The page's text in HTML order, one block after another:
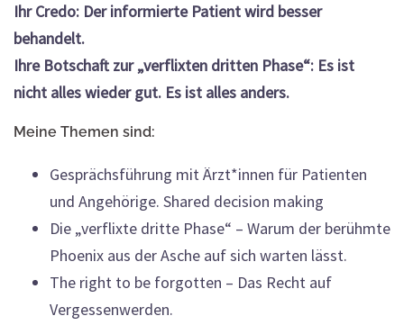
Ihr Credo: Der informierte Patient wird besser
behandelt.
Ihre Botschaft zur „verflixten dritten Phase“: Es ist
nicht alles wieder gut. Es ist alles anders.
Meine Themen sind:
Gesprächsführung mit Ärzt*innen für Patienten
und Angehörige. Shared decision making
Die „verflixte dritte Phase“ – Warum der berühmte
Phoenix aus der Asche auf sich warten lässt.
The right to be forgotten – Das Recht auf
Vergessenwerden.